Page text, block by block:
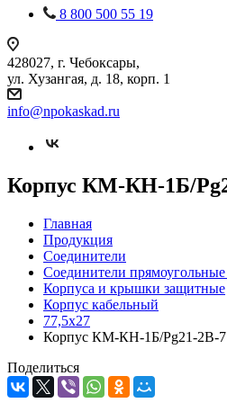
8 800 500 55 19
428027, г. Чебоксары,
ул. Хузангая, д. 18, корп. 1
info@npokaskad.ru
Корпус КМ-КН-1Б/
Главная
Продукция
Соединители
Соединители
Корпуса и крышки защитные
Корпус кабельный
77,5х27
Корпус КМ-КН-1Б/Pg21-2В-
Поделиться